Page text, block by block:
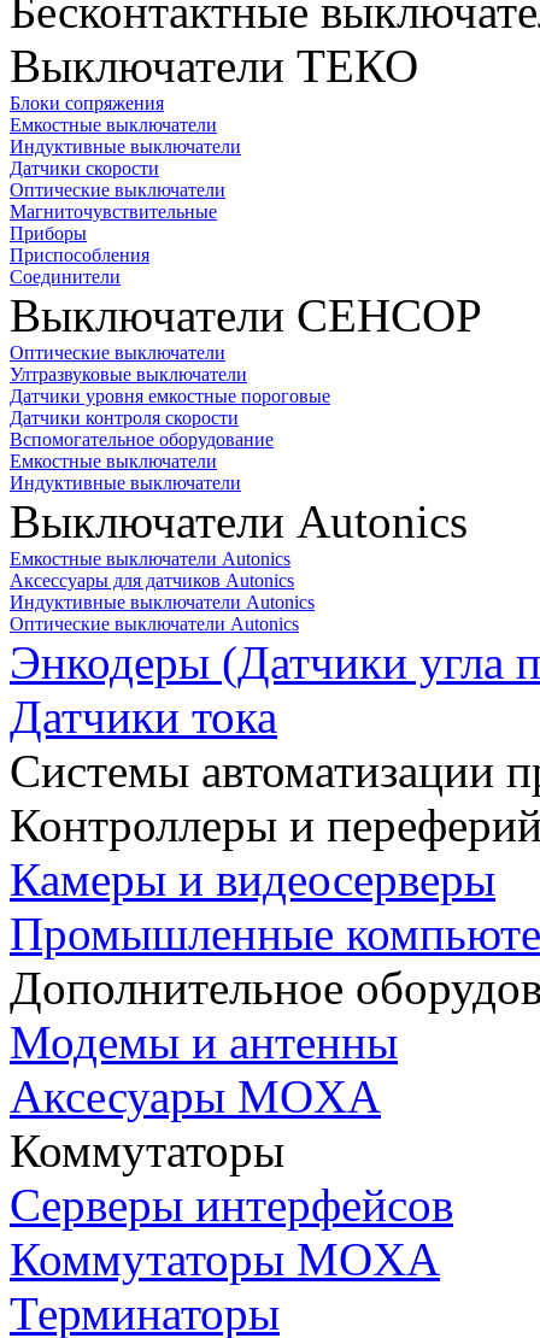
Бесконтактные
Выключатели ТЕКО
Блоки сопряжения
Емкостные выключатели
Индуктивные выключатели
Датчики скорости
Оптические выключатели
Магниточувствительные
Приборы
Приспособления
Соединители
Выключатели СЕНСОР
Оптические выключатели
Ултразвуковые выключатели
Датчики уровня емкостные пороговые
Датчики контроля скорости
Вспомогательное оборудование
Емкостные выключатели
Индуктивные выключатели
Выключатели Autonics
Емкостные выключатели Autonics
Аксессуары для датчиков Autonics
Индуктивные выключатели Autonics
Оптические выключатели Autonics
Энкодеры (Датчики угла
Датчики тока
Системы автоматизации
Контроллеры и
Камеры и видеосерверы
Промышленные
Дополнительное
Модемы и антенны
Аксесуары MOXA
Коммутаторы
Серверы интерфейсов
Коммутаторы MOXA
Терминаторы